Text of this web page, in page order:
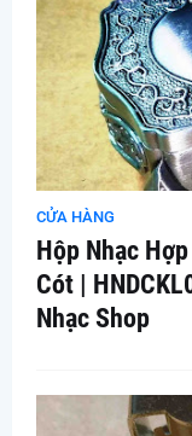
CỬA HÀNG
Hộp Nhạc
Cót |
Nhạc Shop